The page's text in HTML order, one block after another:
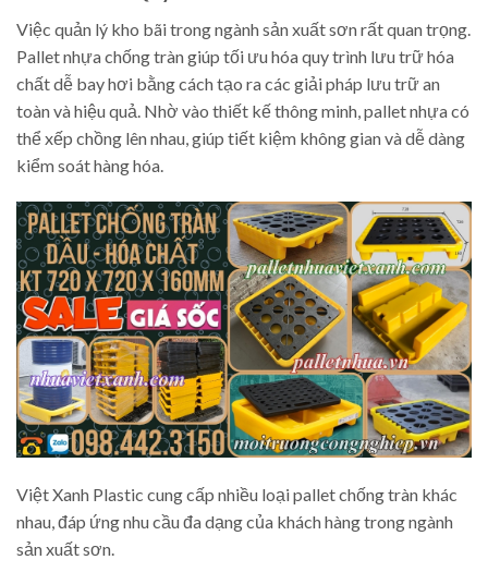
Việc quản lý kho bãi trong ngành sản xuất sơn rất quan trọng.
Pallet nhựa chống tràn giúp tối ưu hóa quy trình lưu trữ hóa
chất dễ bay hơi bằng cách tạo ra các giải pháp lưu trữ an
toàn và hiệu quả. Nhờ vào thiết kế thông minh, pallet nhựa có
thể xếp chồng lên nhau, giúp tiết kiệm không gian và dễ dàng
kiểm soát hàng hóa.
Việt Xanh Plastic cung cấp nhiều loại pallet chống tràn khác
nhau, đáp ứng nhu cầu đa dạng của khách hàng trong ngành
sản xuất sơn.